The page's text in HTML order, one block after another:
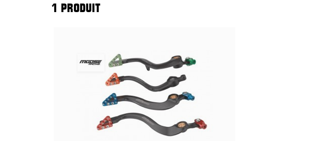
1 PRODUIT